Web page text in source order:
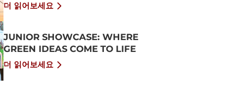
더 읽어보세요
JUNIOR SHOWCASE: WHERE
GREEN IDEAS COME TO LIFE
더 읽어보세요